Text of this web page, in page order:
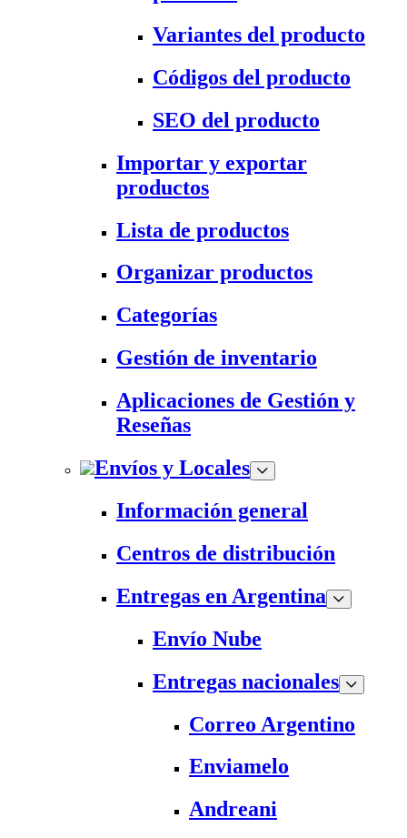
Variantes del producto
Códigos del producto
SEO del producto
Importar y exportar
productos
Lista de productos
Organizar productos
Categorías
Gestión de inventario
Aplicaciones de Gestión y
Reseñas
Envíos y Locales
Información general
Centros de distribución
Entregas en Argentina
Envío Nube
Entregas nacionales
Correo Argentino
Enviamelo
Andreani